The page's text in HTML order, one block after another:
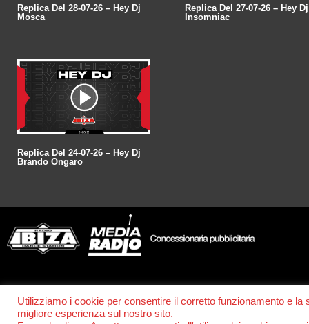
Replica Del 28-07-26 – Hey Dj
Mosca
Replica Del 27-07-26 – Hey Dj
Insomniac
Replica Del 24-07-26 – Hey Dj
Brando Ongaro
© POWER RADIO srl | C.F. e P.IVA 06157210631
Utilizziamo i cookie per consentire il corretto funzionamento e
migliore esperienza sul nostro sito.